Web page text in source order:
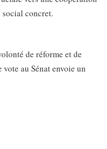
concret.
de réforme et de
au Sénat envoie un